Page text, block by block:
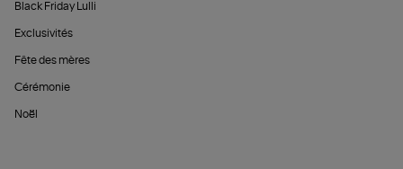
Black Friday Lulli
Exclusivités
Fête des mères
Cérémonie
Noël